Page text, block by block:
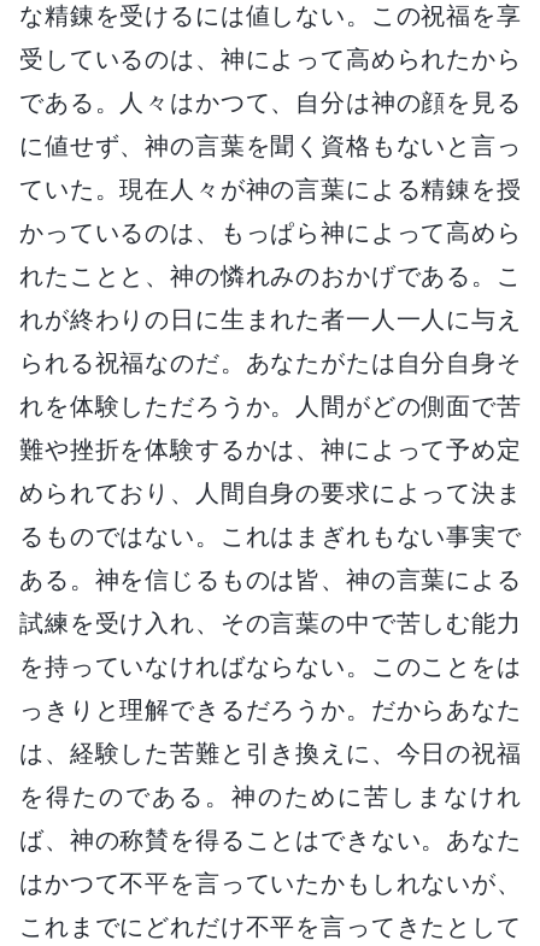
な精錬を受けるには値しない。この祝福を享
受しているのは、神によって高められたから
である。人々はかつて、自分は神の顔を見る
に値せず、神の言葉を聞く資格もないと言っ
ていた。現在人々が神の言葉による精錬を授
かっているのは、もっぱら神によって高めら
れたことと、神の憐れみのおかげである。こ
れが終わりの日に生まれた者一人一人に与え
られる祝福なのだ。あなたがたは自分自身そ
れを体験しただろうか。人間がどの側面で苦
難や挫折を体験するかは、神によって予め定
められており、人間自身の要求によって決ま
るものではない。これはまぎれもない事実で
ある。神を信じるものは皆、神の言葉による
試練を受け入れ、その言葉の中で苦しむ能力
を持っていなければならない。このことをは
っきりと理解できるだろうか。だからあなた
は、経験した苦難と引き換えに、今日の祝福
を得たのである。神のために苦しまなけれ
ば、神の称賛を得ることはできない。あなた
はかつて不平を言っていたかもしれないが、
これまでにどれだけ不平を言ってきたとして